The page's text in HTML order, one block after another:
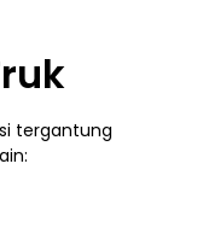
tergantung